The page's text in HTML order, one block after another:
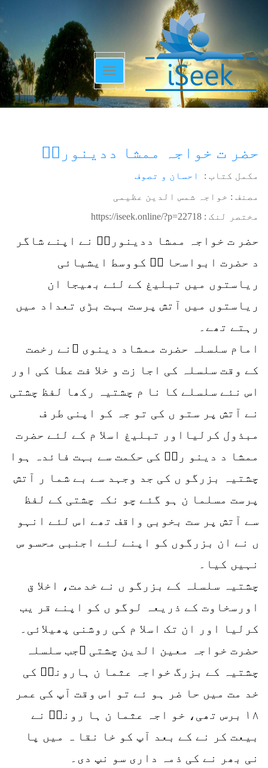
Toggle
navigation
حضر ت خواجہ ممشا ددینوریؒ
مکمل کتاب : احسان و تصوف
مصنف : خواجہ شمس الدین عظیمی
مختصر لنک : https://iseek.online/?p=22718
حضر ت خواجہ ممشا ددینوریؒ نے اپنے شاگر
د حضرت ابواسحا قؒ کووسط ایشیائی
ریاستوں میں تبلیغ کے لئے بھیجا ان
ریاستوں میں آتش پرست بہت بڑی تعداد میں
رہتے تھے۔
امام سلسلہ حضرت ممشاد دینوی ؒنے رخصت
کے وقت سلسلہ کی اجا زت و خلا فت عطا کی اور
اس نئے سلسلے کا نا م چشتیہ رکھا لفظ چشتی
نے آتش پر ستو ں کی تو جہ کو اپنی طر ف
مبذول کرلیااور تبلیغ اسلا م کے لئے حضرت
ممشا د دینو ریؒ کی حکمت سے بہت فائدہ ہوا
چشتیہ بزرگو ں کی جد وجہد سے بے شما ر آتش
پرست مسلما ن ہو گئے چو نکہ چشتی کے لفظ
سے آتش پر ست بخوبی واقف تھے اس لئے انہو
ں نے ان بزرگوں کو اپنے لئے اجنبی محسو س
نہیں کیا۔
چشتیہ سلسلہ کے بزرگو ں نے خدمت، اخلا ق
اورسخاوت کے ذریعہ لوگو ں کو اپنے قر یب
کرلیا اور ان تک اسلا م کی روشنی پھیلائی۔
حضرت خواجہ معین الدین چشتی ؒجب سلسلہ
چشتیہ کے بزرگ خواجہ عثما ن ہارونیؒ کی
خد مت میں حا ضر ہو ئے تو اس وقت آپ کی عمر
۱۸ برس تھی، خو اجہ عثما ن ہا رونیؒ نے
بیعت کر نے کے بعد آپ کو خا نقا ہ میں پا
نی بھر نے کی ذمہ داری سو نپ دی۔